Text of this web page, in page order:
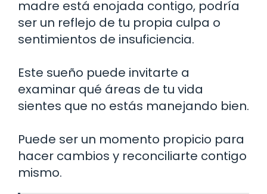
madre está enojada contigo, podría
ser un reflejo de tu propia culpa o
sentimientos de insuficiencia.
Este sueño puede invitarte a
examinar qué áreas de tu vida
sientes que no estás manejando bien.
Puede ser un momento propicio para
hacer cambios y reconciliarte contigo
mismo.